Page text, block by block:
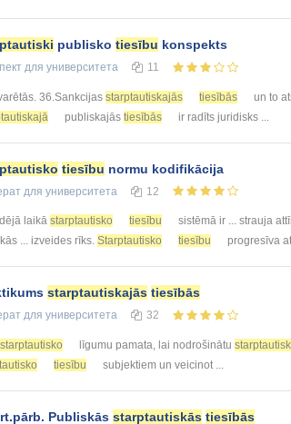
publisko tiesību konspekts
для университета 11
36.Sankcijas starptautiskajās tiesībās
un to
publiskajās tiesībās ir radīts juridisks ...
tiesību normu kodifikācija
для университета 12
laikā starptautisko tiesību sistēmā ir ... strauja
... izveides rīks. Starptautisko tiesību progresīva
starptautiskajās tiesībās
для университета 32
starptautisko līgumu pamata, lai nodrošinātu
tiesību subjektiem un veicinot ...
Publiskās starptautiskās tiesībās